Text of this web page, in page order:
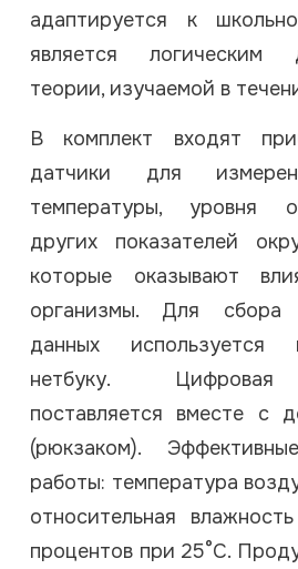
адаптируется к
является логическим
теории, изучаемой в
В комплект входят
датчики для
температуры, уровня
других показателей
которые оказывают
организмы. Для сбора
данных используется
нетбуку. Цифровая
поставляется вместе с
(рюкзаком).
работы: температура
относительная
процентов при 25°С.